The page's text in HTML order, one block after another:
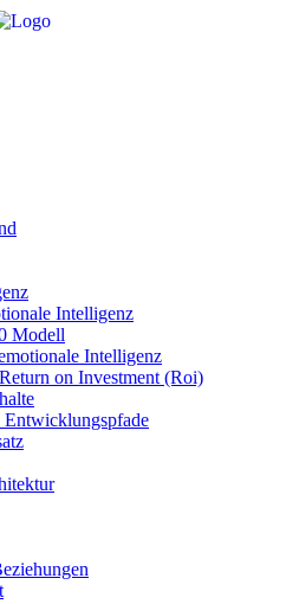
Intelligenz
Modell
Intelligenz
on Investment (Roi)
Entwicklungspfade